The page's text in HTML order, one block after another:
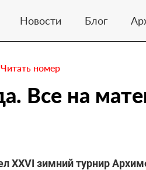
Новости Блог
Читать номер
Все на
XXVI зимний турнир